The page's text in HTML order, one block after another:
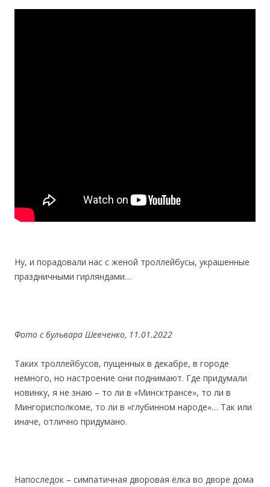
Ну, и порадовали нас с женой троллейбусы, украшенные
праздничными гирляндами…
Фото сбульварa Шевченко, 11.01.2022
Таких троллейбусов, пущенных в декабре, в городе
немного, но настроение они поднимают. Где придумали
новинку, я не знаю – то ли в «Минсктрансе», то ли в
Мингорисполкоме, то ли в «глубинном народе»… Так или
иначе, отлично придумано.
Напоследок – симпатичная дворовая ёлка во дворе дома